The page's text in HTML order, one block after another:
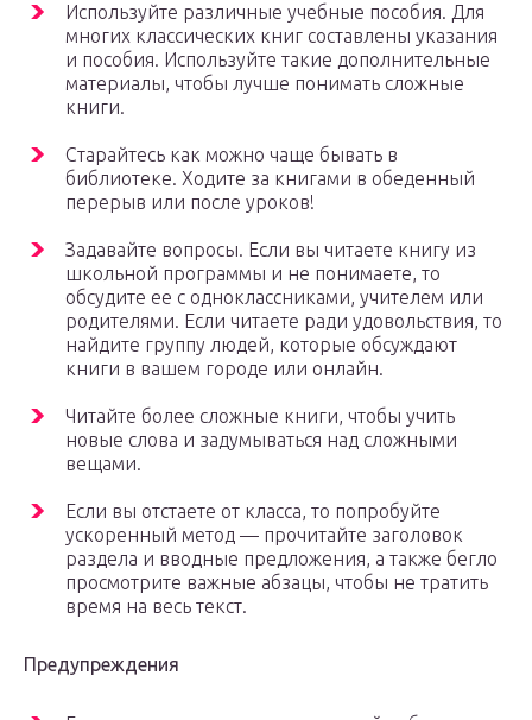
Используйте различные учебные пособия. Для
многих классических книг составлены указания
и пособия. Используйте такие дополнительные
материалы, чтобы лучше понимать сложные
книги.
Старайтесь как можно чаще бывать в
библиотеке. Ходите за книгами в обеденный
перерыв или после уроков!
Задавайте вопросы. Если вы читаете книгу из
школьной программы и не понимаете, то
обсудите ее с одноклассниками, учителем или
родителями. Если читаете ради удовольствия, то
найдите группу людей, которые обсуждают
книги в вашем городе или онлайн.
Читайте более сложные книги, чтобы учить
новые слова и задумываться над сложными
вещами.
Если вы отстаете от класса, то попробуйте
ускоренный метод — прочитайте заголовок
раздела и вводные предложения, а также бегло
просмотрите важные абзацы, чтобы не тратить
время на весь текст.
Предупреждения